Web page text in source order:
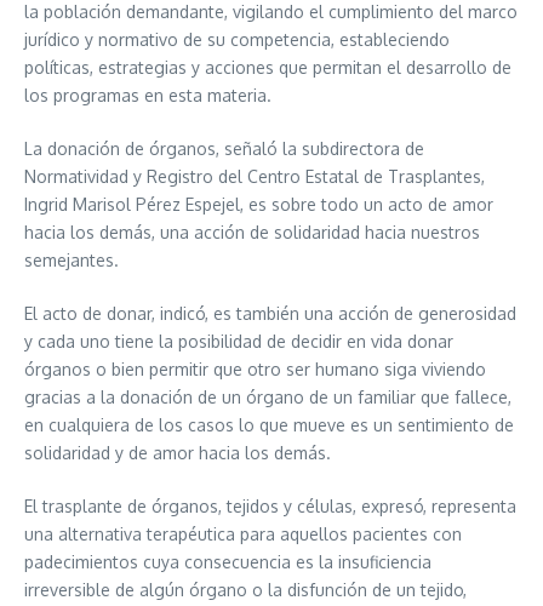
la población demandante, vigilando el cumplimiento del marco
jurídico y normativo de su competencia, estableciendo
políticas, estrategias y acciones que permitan el desarrollo de
los programas en esta materia.
La donación de órganos, señaló la subdirectora de
Normatividad y Registro del Centro Estatal de Trasplantes,
Ingrid Marisol Pérez Espejel, es sobre todo un acto de amor
hacia los demás, una acción de solidaridad hacia nuestros
semejantes.
El acto de donar, indicó, es también una acción de generosidad
y cada uno tiene la posibilidad de decidir en vida donar
órganos o bien permitir que otro ser humano siga viviendo
gracias a la donación de un órgano de un familiar que fallece,
en cualquiera de los casos lo que mueve es un sentimiento de
solidaridad y de amor hacia los demás.
El trasplante de órganos, tejidos y células, expresó, representa
una alternativa terapéutica para aquellos pacientes con
padecimientos cuya consecuencia es la insuficiencia
irreversible de algún órgano o la disfunción de un tejido,